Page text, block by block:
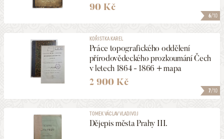
6/10
90 Kč
7/10
KOŘISTKA KAREL
Práce topografického oddělení
přírodovědeckého prozkoumání Čech
v letech 1864 - 1866 + mapa
2 900 Kč
TOMEK VÁCLAV VLADIVOJ
Dějepis města Prahy III.